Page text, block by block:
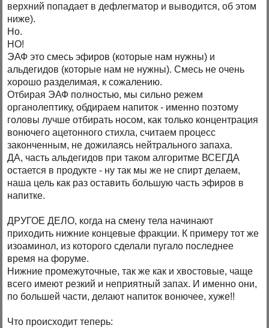
верхний попадает в дефлегматор и выводится, об этом
ниже).
Но.
НО!
ЭАФ это смесь эфиров (которые нам нужны) и
альдегидов (которые нам не нужны). Смесь не очень
хорошо разделимая, к сожалению.
Отбирая ЭАФ полностью, мы сильно режем
органолептику, обдираем напиток - именно поэтому
головы лучше отбирать носом, как только концентрация
вонючего ацетонного стихла, считаем процесс
законченным, не дожилаясь нейтрального запаха.
ДА, часть альдегидов при таком алгоритме ВСЕГДА
остается в продукте - ну так мы же не спирт делаем,
наша цель как раз оставить большую часть эфиров в
напитке.
ДРУГОЕ ДЕЛО, когда на смену тела начинают
приходить нижние концевые фракции. К примеру тот же
изоаминол, из которого сделали пугало последнее
время на форуме.
Нижние промежуточные, так же как и хвостовые, чаще
всего имеют резкий и неприятный запах. И именно они,
по большей части, делают напиток вонючее, хуже!!
Что происходит теперь: